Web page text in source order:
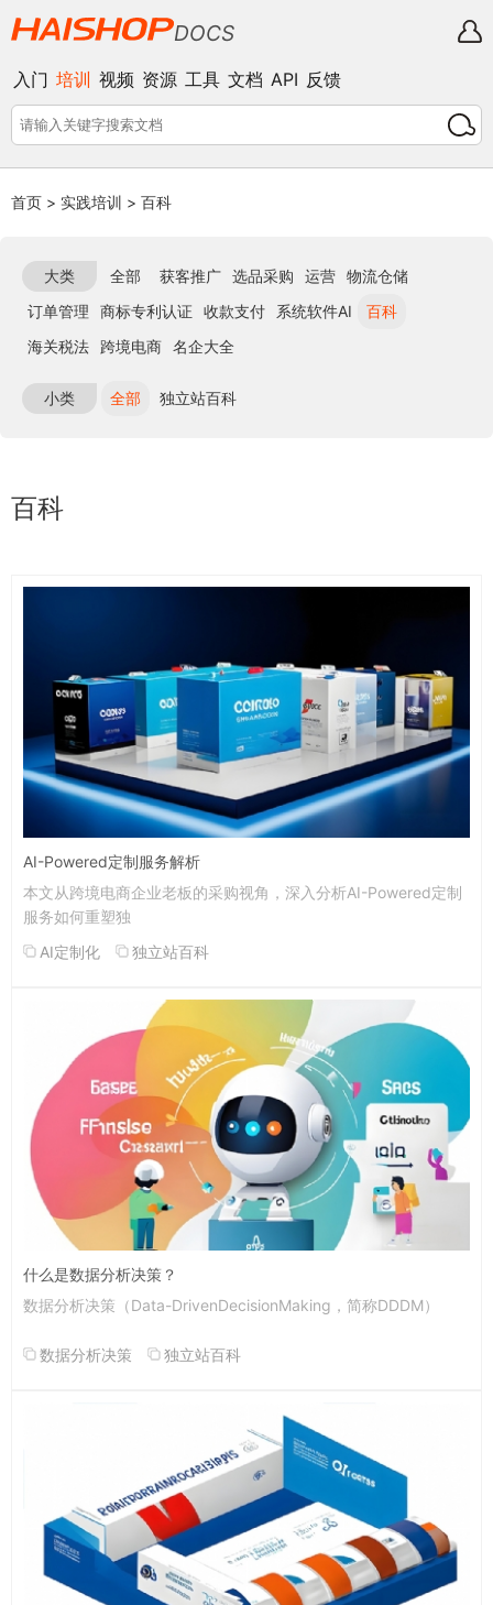
DOCS
入门 培训 视频 资源 工具 文档 API 反馈
首页 > 实践培训 > 百科
大类 全部 获客推广 选品采购 运营 物流仓储
订单管理
商标专利认证 收款支付 系统软件AI
百科
海关税法 跨境电商 名企大全
小类 全部 独立站百科
百科
AI-Powered定制服务解析
本文从跨境电商企业老板的采购视角，深入分析AI-Powered定制
服务如何重塑独
AI定制化
独立站百科
什么是数据分析决策？
数据分析决策（Data-DrivenDecisionMaking，简称DDDM）
数据分析决策 独立站百科